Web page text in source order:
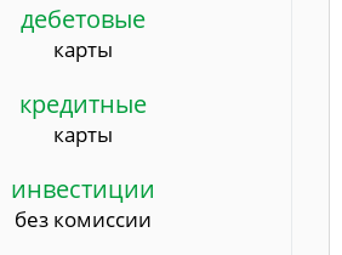
дебетовые
карты
кредитные
карты
инвестиции
без комиссии